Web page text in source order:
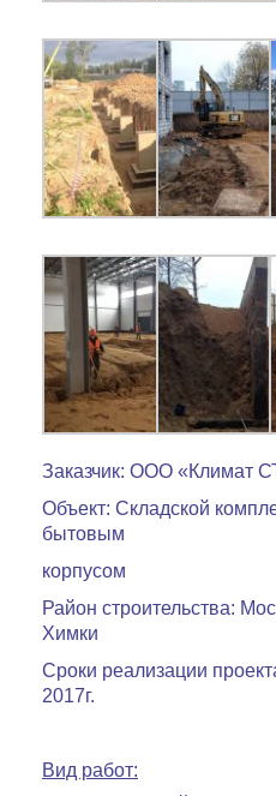
Заказчик: ООО «Климат
Объект: Складской
бытовым
корпусом
Район строительства:
Химки
Сроки реализации
2017г.
Вид работ: